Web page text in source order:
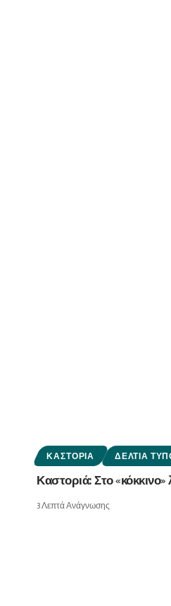
ΚΑΣΤΟΡΙΆ ΔΕΛΤΊΑ
Καστοριά: Στο
3 Λεπτά Ανάγνωσης